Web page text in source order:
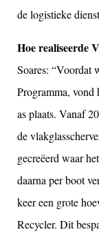
de logistieke
Hoe realiseerde
Soares: “Voordat
Programma, vond
as plaats. Vanaf
de
gecreëerd waar
daarna per boot
keer een grote
Recycler. Dit